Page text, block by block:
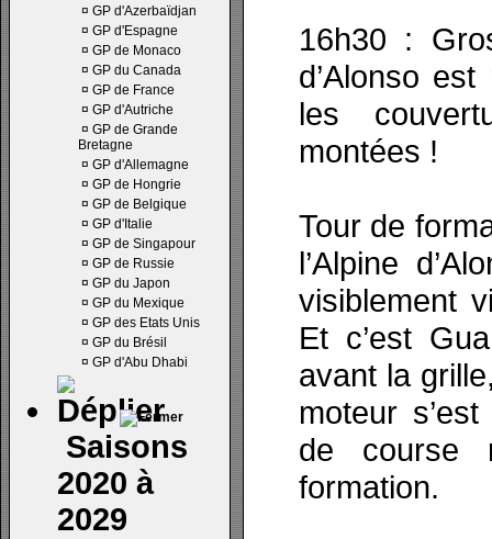
¤ GP d'Azerbaïdjan
¤ GP d'Espagne
¤ GP de Monaco
¤ GP du Canada
¤ GP de France
¤ GP d'Autriche
¤ GP de Grande
Bretagne
¤ GP d'Allemagne
¤ GP de Hongrie
¤ GP de Belgique
¤ GP d'Italie
¤ GP de Singapour
¤ GP de Russie
¤ GP du Japon
¤ GP du Mexique
¤ GP des Etats Unis
¤ GP du Brésil
¤ GP d'Abu Dhabi
Saisons
2020 à
2029
16h30 :
d’Alonso
les
montées !
Tour de
l’Alpine
visiblement
Et c’est
avant la
moteur
de course
formation.